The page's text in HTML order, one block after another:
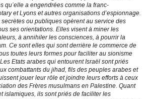
qu’elle a engendrées comme la franc-
et Lyons et autres organisations d’espionnage.
ou publiques opèrent au service des
ses orientations. Elles visent à miner les
à annihiler les consciences, à pourrir la
Ce sont elles qui sont derrière le commerce de
toutes leurs formes pour faciliter au sionisme
Les Etats arabes qui entourent Israël sont priés
combattants du jihad, fils des peuples arabes et
jouer leur rôle et joindre leurs efforts à ceux
des Frères musulmans en Palestine. Quant
islamiques, ils sont priés de faciliter les